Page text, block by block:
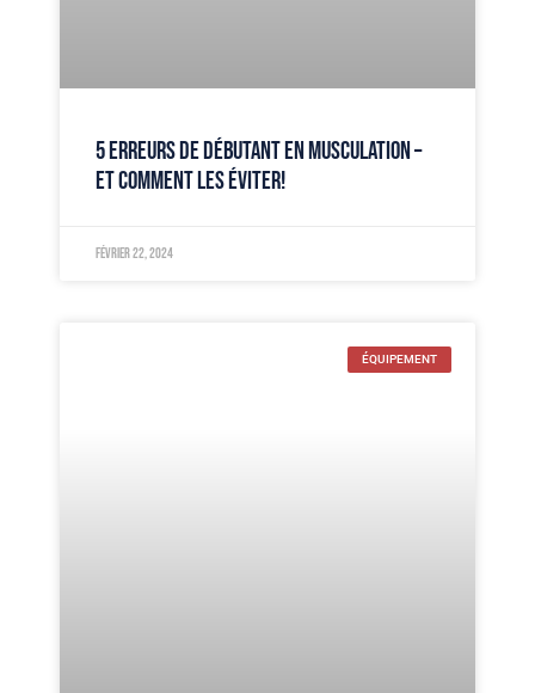
5 ERREURS DE DÉBUTANT EN MUSCULATION –
ET COMMENT LES ÉVITER!
février 22, 2024
ÉQUIPEMENT